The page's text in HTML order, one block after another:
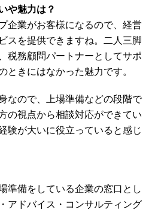
や魅力は？
企業がお客様になるので、経営
スを提供できますね。二人三脚
税務顧問パートナーとしてサポ
ときにはなかった魅力です。
なので、上場準備などの段階で
の視点から相談対応ができてい
験が大いに役立っていると感じ
準備をしている企業の窓口とし
アドバイス・コンサルティング